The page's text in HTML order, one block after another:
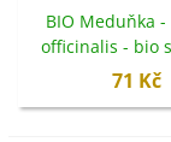
BIO Meduňka
officinalis - bio
350 ks
71 Kč